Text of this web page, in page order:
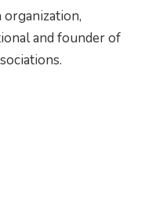
and founder of